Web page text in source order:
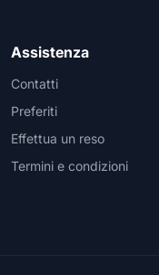
Assistenza
Contatti
Preferiti
Effettua un reso
Termini e condizioni